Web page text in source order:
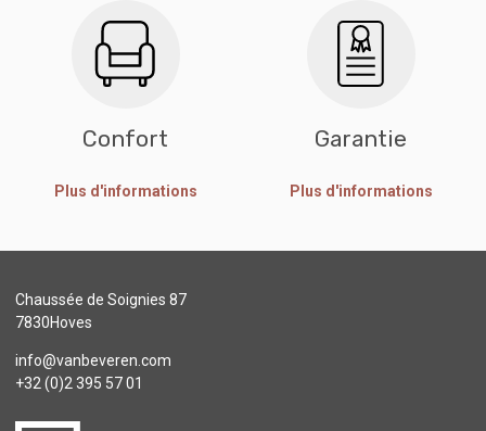
Confort
Plus d'informations
Garantie
Plus d'informations
Chaussée de Soignies 87
7830Hoves
info@vanbeveren.com
+32 (0)2 395 57 01